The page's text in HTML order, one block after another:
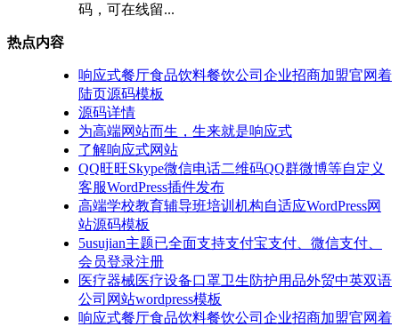
码，可在线留...
热点内容
响应式餐厅食品饮料餐饮公司企业招商加盟官网着
陆页源码模板
源码详情
为高端网站而生，生来就是响应式
了解响应式网站
QQ旺旺Skype微信电话二维码QQ群微博等自定义
客服WordPress插件发布
高端学校教育辅导班培训机构自适应WordPress网
站源码模板
5usujian主题已全面支持支付宝支付、微信支付、
会员登录注册
医疗器械医疗设备口罩卫生防护用品外贸中英双语
公司网站wordpress模板
响应式餐厅食品饮料餐饮公司企业招商加盟官网着